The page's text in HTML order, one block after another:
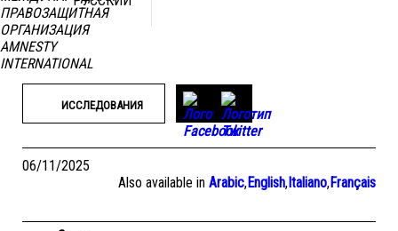
ИССЛЕДОВАНИЯ
06/11/2025
Also available in Arabic,English,Italiano,Français